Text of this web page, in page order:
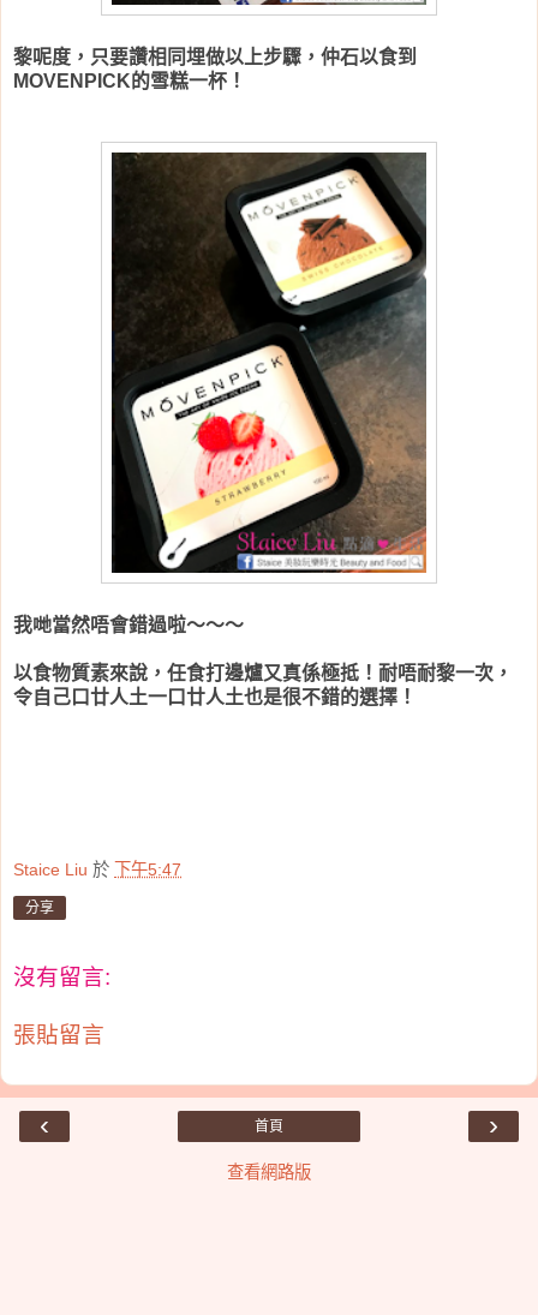
黎呢度，只要讚相同埋做以上步驟，仲石以食到
MOVENPICK的雪糕一杯！
我哋當然唔會錯過啦～～～
以食物質素來說，任食打邊爐又真係極抵！耐唔耐黎一次，
令自己口廿人土一口廿人土也是很不錯的選擇！
Staice Liu 於 下午5:47
分享
沒有留言:
張貼留言
‹ ›
首頁
查看網路版